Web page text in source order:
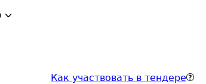
Как участвовать в тендере